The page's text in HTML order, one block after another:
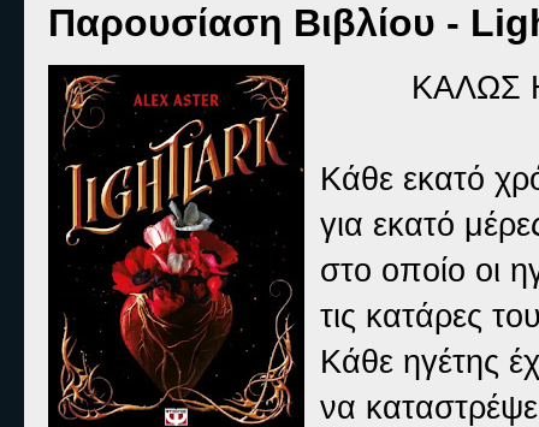
Παρουσίαση Βιβλίου -
ΚΑΛΩΣ
Κάθε εκατό
για εκατό
στο οποίο οι
τις κατάρες
Κάθε ηγέτης
να